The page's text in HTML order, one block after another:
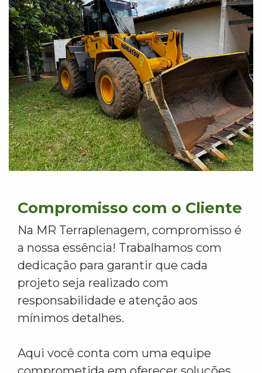
Compromisso com o Cliente
Na MR Terraplenagem, compromisso é
a nossa essência! Trabalhamos com
dedicação para garantir que cada
projeto seja realizado com
responsabilidade e atenção aos
mínimos detalhes.
Aqui você conta com uma equipe